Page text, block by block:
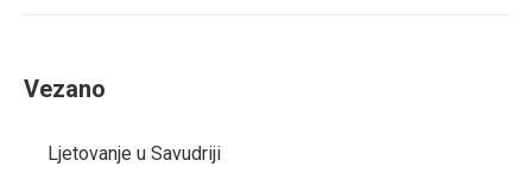
Vezano
Ljetovanje u Savudriji